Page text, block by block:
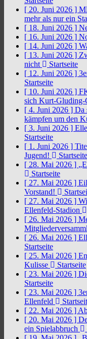
[ 20. Juni 2026 ]
mehr als nur ein
[ 18. Juni 2026 ]
[ 16. Juni 2026 ]
[ 14. Juni 2026 ]
[ 13. Juni 2026 ]
nicht
Startseite
[ 12. Juni 2026 ]
Startseite
[ 10. Juni 2026 ]
sich Kurt-Gluding-
[ 4. Juni 2026 ] Da
kämpfen um den
[ 3. Juni 2026 ]
Startseite
[ 1. Juni 2026 ]
Jugend!
Startseite
[ 28. Mai 2026 ]
Startseite
[ 27. Mai 2026 ]
Vorstand!
[ 27. Mai 2026 ]
Ellenfeld-Stadion
[ 26. Mai 2026 ]
[ 26. Mai 2026 ]
Startseite
[ 25. Mai 2026 ]
Kulisse
Startseite
[ 23. Mai 2026 ]
Startseite
[ 23. Mai 2026 ]
Ellenfeld
[ 22. Mai 2026 ]
[ 20. Mai 2026 ]
ein Spielabbruch